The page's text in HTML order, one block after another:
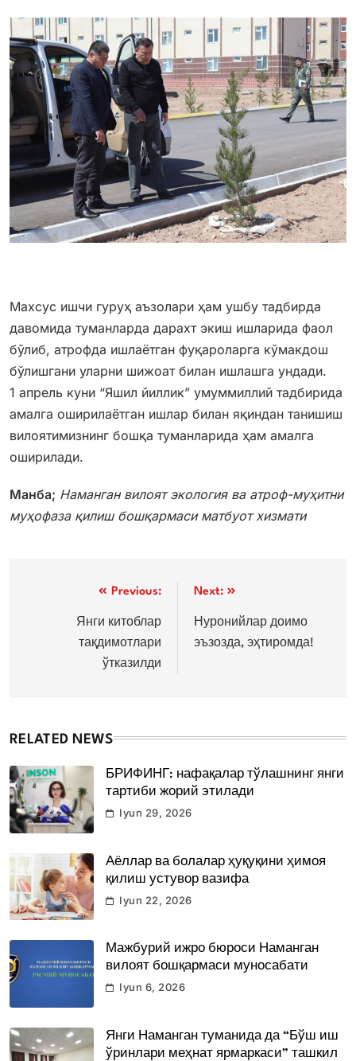
Махсус ишчи гуруҳ аъзолари ҳам ушбу тадбирда
давомида туманларда дарахт экиш ишларида фаол
бўлиб, атрофда ишлаётган фуқароларга кўмакдош
бўлишгани уларни шижоат билан ишлашга ундади.
1 апрель куни “Яшил йиллик” умуммиллий тадбирида
амалга оширилаётган ишлар билан яқиндан танишиш
вилоятимизнинг бошқа туманларида ҳам амалга
оширилади.
Манба; Наманган вилоят экология ва атроф-муҳитни
муҳофаза қилиш бошқармаси матбуот хизмати
menyusi
Previous:
Янги китоблар
тақдимотлари
ўтказилди
Next:
Нуронийлар доимо
эъзозда, эҳтиромда!
RELATED NEWS
БРИФИНГ: нафақалар тўлашнинг янги
тартиби жорий этилади
Iyun 29, 2026
Аёллар ва болалар ҳуқуқини ҳимоя
қилиш устувор вазифа
Iyun 22, 2026
Мажбурий ижро бюроси Наманган
вилоят бошқармаси муносабати
Iyun 6, 2026
Янги Наманган туманида да “Бўш иш
ўринлари меҳнат ярмаркаси” ташкил